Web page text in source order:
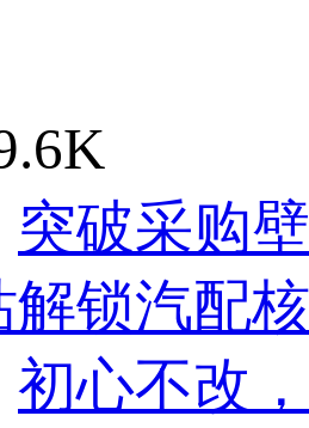
突破采购
解锁汽配
初心不改